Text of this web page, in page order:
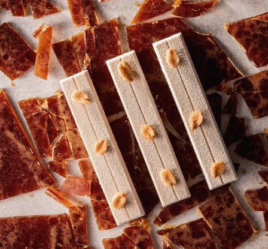
WORD LID VAN ONZE COMMUNITY
Gratise tutorials & Cursussen voor chefs op vraag
Gratis aanmelden Inloggen